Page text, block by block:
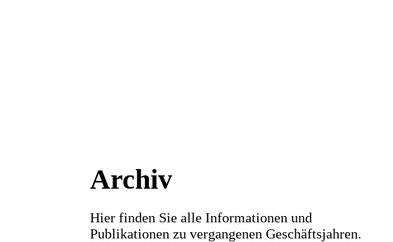
Archiv
Hier finden Sie alle Informationen und
Publikationen zu vergangenen Geschäftsjahren.